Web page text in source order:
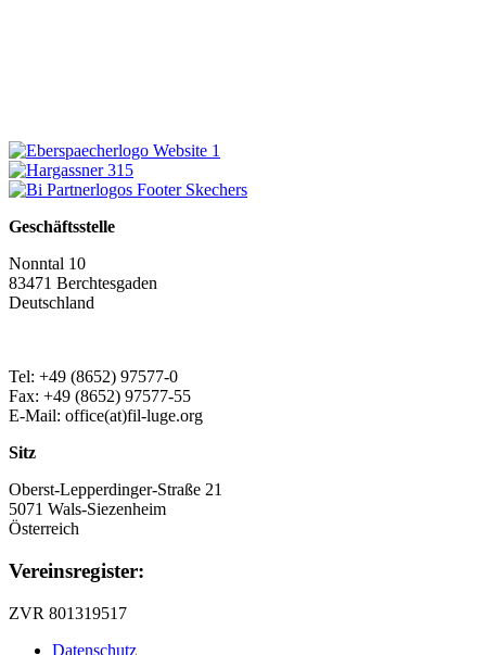
Geschäftsstelle
Nonntal 10
83471 Berchtesgaden
Deutschland
Tel: +49 (8652) 97577-0
Fax: +49 (8652) 97577-55
E-Mail: office(at)fil-luge.org
Sitz
Oberst-Lepperdinger-Straße 21
5071 Wals-Siezenheim
Österreich
Vereinsregister:
ZVR 801319517
Datenschutz